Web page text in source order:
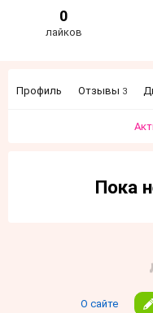
0
лайков
Профиль Отзывы 3
Пока
О сайте